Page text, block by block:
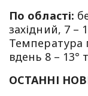
По області:
західний, 7 –
Температура
вдень 8 – 13°
ОСТАННІ